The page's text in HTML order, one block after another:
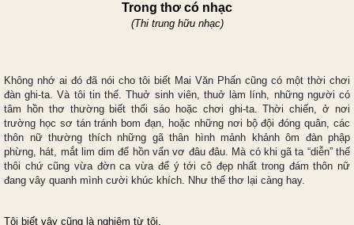
Trong thơ có n hạc
(Thi trung hữu nhạc)
Không nhớ ai đó đã nói cho tôi biết Mai Văn Phấn cũng có một thời chơi
đàn ghi-ta. Và tôi tin thế. Thuở sinh viên, thuở làm lính, những người có
tâm hồn thơ thường biết thổi sáo hoặc chơi ghi-ta. Thời chiến, ở nơi
trường học sơ tán tránh bom đạn, hoặc những nơi bộ đội đóng quân, các
thôn nữ thường thích những gã thân hình mảnh khảnh ôm đàn phập
phừng, hát, mắt lim dim để hồn vẩn vơ đâu đâu. Mà có khi gã ta “diễn” thế
thôi chứ cũng vừa đờn ca vừa để ý tới cô đẹp nhất trong đám thôn nữ
đang vây quanh mình cười khúc khích. Như thế thơ lại càng hay.
Tôi biết vậy cũng là nghiệm từ tôi.